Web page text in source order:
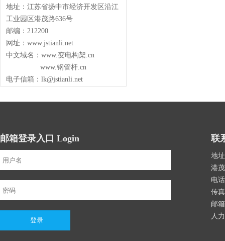
地址：江苏省扬中市经济开发区沿江
工业园区港茂路636号
邮编：212200
网址：www.jstianli.net
中文域名：www.变电构架.cn
www.钢管杆.cn
电子信箱：lk@jstianli.net
邮箱登录入口 Login 联
地
港
电
传
邮
人